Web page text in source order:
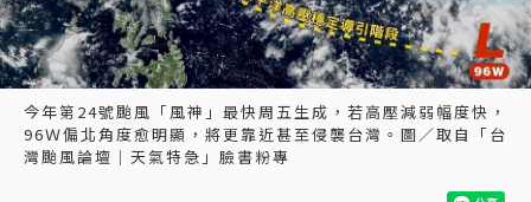
今年第24號颱風「風神」最快周五生成，若高壓減弱幅度快，
96Ｗ偏北角度愈明顯，將更靠近甚至侵襲台灣。圖／取自「台
灣颱風論壇｜天氣特急」臉書粉專